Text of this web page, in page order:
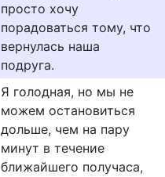
просто хочу
порадоваться тому, что
вернулась наша
подруга.
Я голодная, но мы не
можем остановиться
дольше, чем на пару
минут в течение
ближайшего получаса,